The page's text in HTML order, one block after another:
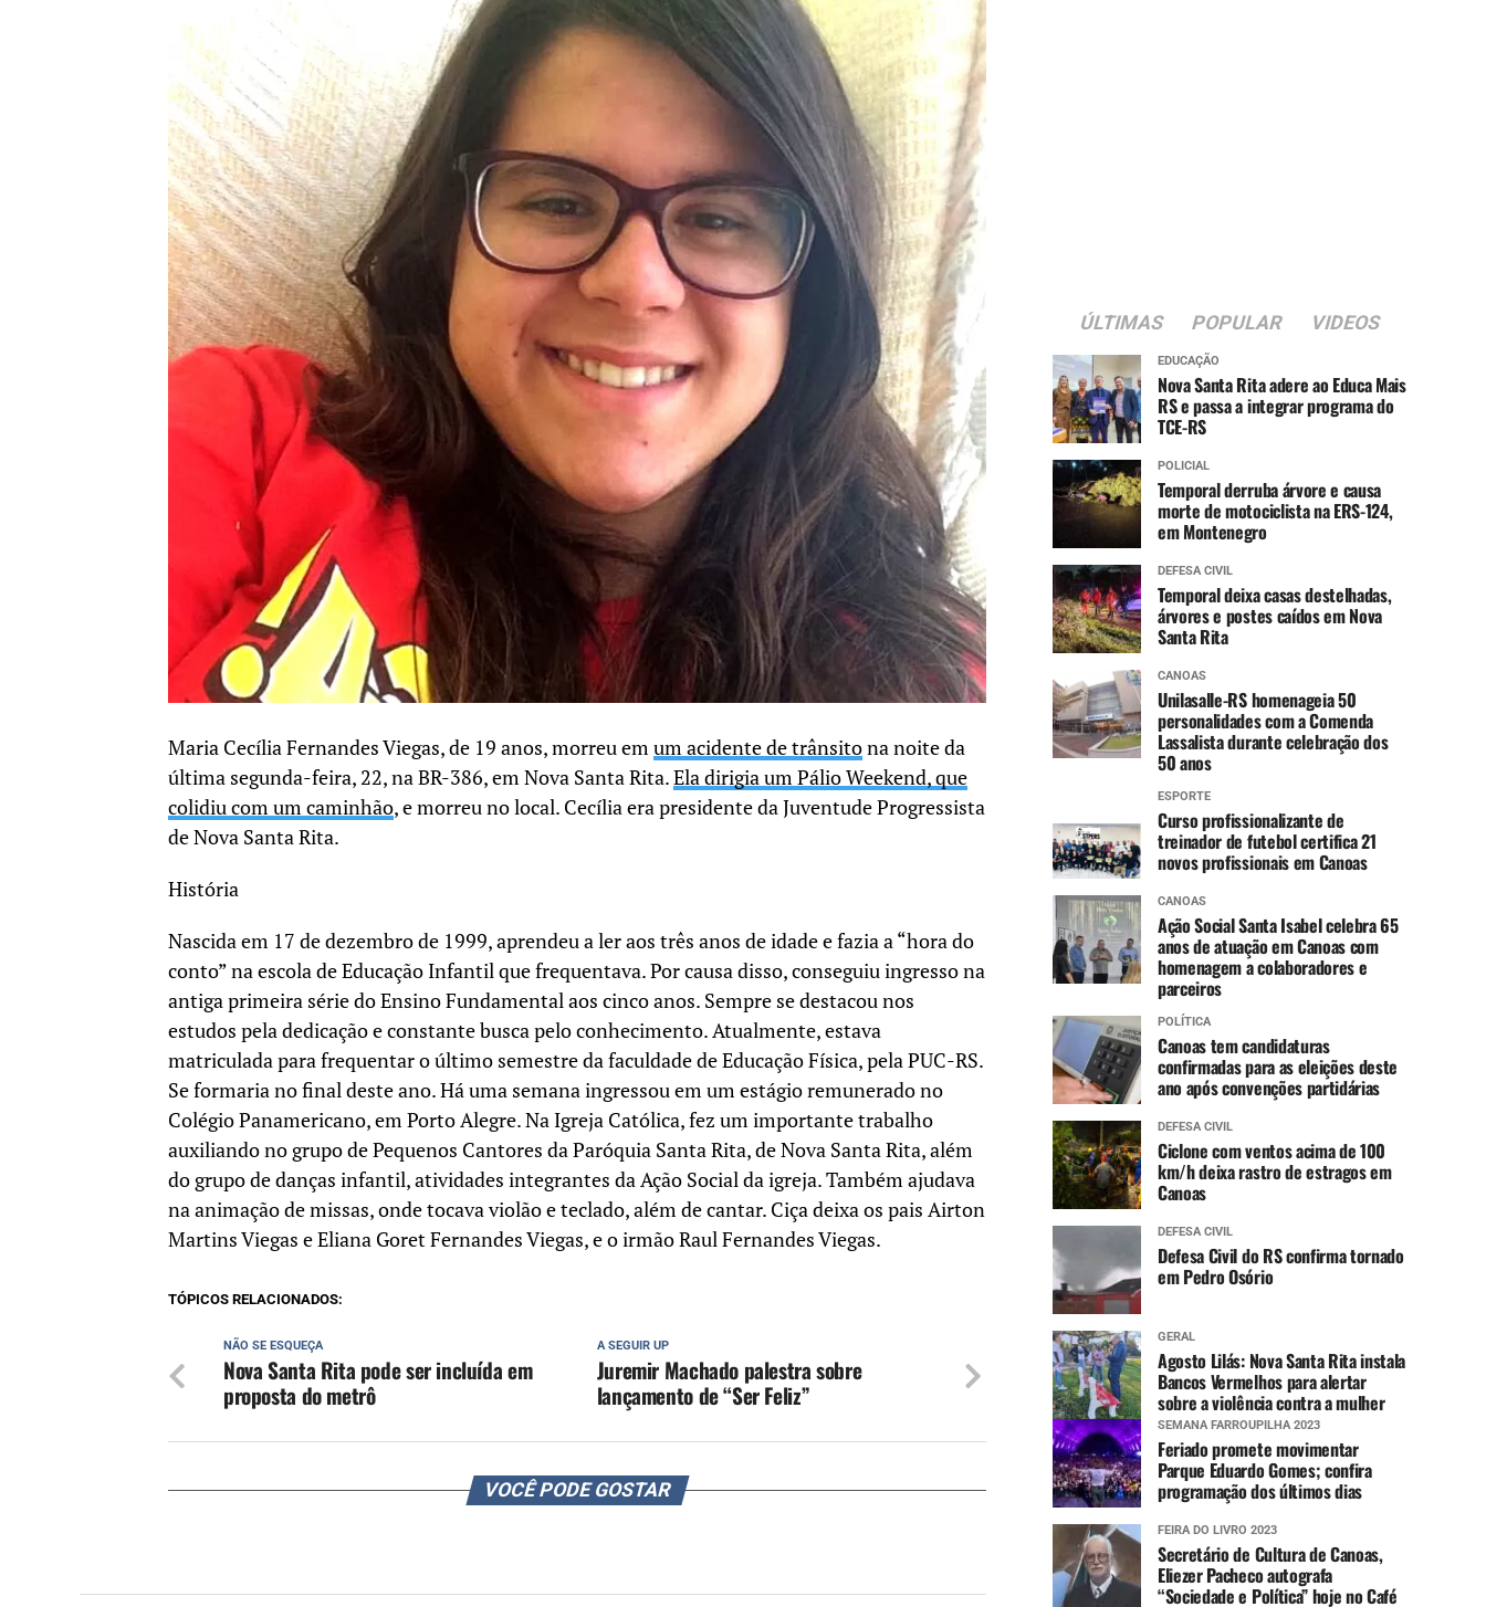
Maria Cecília Fernandes Viegas, de 19 anos, morreu emum acidente de trânsitona noite da
última segunda-feira, 22, na BR-386, em Nova Santa Rita.Ela dirigia um Pálio Weekend, que
colidiu com um caminhão, e morreu no local. Cecília era presidente da Juventude Progressista
de Nova Santa Rita.
História
Nascida em 17 de dezembro de 1999, aprendeu a ler aos três anos de idade e fazia a “hora do
conto” na escola de Educação Infantil que frequentava. Por causa disso, conseguiu ingresso na
antiga primeira série do Ensino Fundamental aos cinco anos. Sempre se destacou nos
estudos pela dedicação e constante busca pelo conhecimento. Atualmente, estava
matriculada para frequentar o último semestre da faculdade de Educação Física, pela PUC-RS.
Se formaria no final deste ano. Há uma semana ingressou em um estágio remunerado no
Colégio Panamericano, em Porto Alegre. Na Igreja Católica, fez um importante trabalho
auxiliando no grupo de Pequenos Cantores da Paróquia Santa Rita, de Nova Santa Rita, além
do grupo de danças infantil, atividades integrantes da Ação Social da igreja. Também ajudava
na animação de missas, onde tocava violão e teclado, além de cantar. Ciça deixa os pais Airton
Martins Viegas e Eliana Goret Fernandes Viegas, e o irmão Raul Fernandes Viegas.
TÓPICOS RELACIONADOS:
A SEGUIR UP
Juremir Machado palestra sobre
lançamento de “Ser Feliz”
NÃO SE ESQUEÇA
Nova Santa Rita pode ser incluída em
proposta do metrô
VOCÊ PODE GOSTAR
ÚLTIMAS POPULAR VIDEOS
EDUCAÇÃO
Nova Santa Rita adere ao Educa Mais
RS e passa a integrar programa do
TCE-RS
POLICIAL
Temporal derruba árvore e causa
morte de motociclista na ERS-124,
em Montenegro
DEFESA CIVIL
Temporal deixa casas destelhadas,
árvores e postes caídos em Nova
Santa Rita
CANOAS
Unilasalle-RS homenageia 50
personalidades com a Comenda
Lassalista durante celebração dos
50 anos
ESPORTE
Curso profissionalizante de
treinador de futebol certifica 21
novos profissionais em Canoas
CANOAS
Ação Social Santa Isabel celebra 65
anos de atuação em Canoas com
homenagem a colaboradores e
parceiros
POLÍTICA
Canoas tem candidaturas
confirmadas para as eleições deste
ano após convenções partidárias
DEFESA CIVIL
Ciclone com ventos acima de 100
km/h deixa rastro de estragos em
Canoas
DEFESA CIVIL
Defesa Civil do RS confirma tornado
em Pedro Osório
GERAL
Agosto Lilás: Nova Santa Rita instala
Bancos Vermelhos para alertar
sobre a violência contra a mulher
SEMANA FARROUPILHA 2023
Feriado promete movimentar
Parque Eduardo Gomes; confira
programação dos últimos dias
FEIRA DO LIVRO 2023
Secretário de Cultura de Canoas,
Eliezer Pacheco autografa
“Sociedade e Política” hoje no Café